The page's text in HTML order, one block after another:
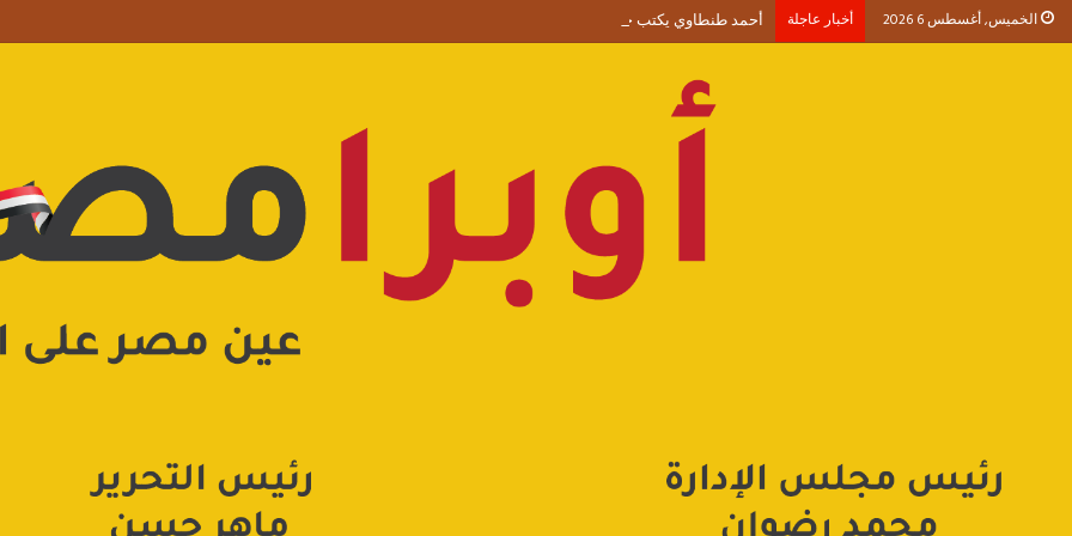
الخميس, أغسطس 6 2026 أخبار عاجلة أحمد طنطاوي يكتب حين يصبح الوجود علامة استفهام